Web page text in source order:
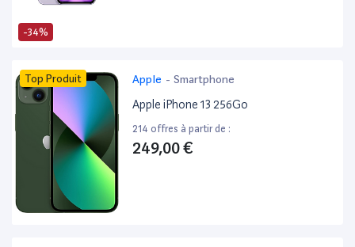
-34%
Top Produit Apple - Smartphone
Apple iPhone 13 256Go
214 offres à partir de :
249,00 €